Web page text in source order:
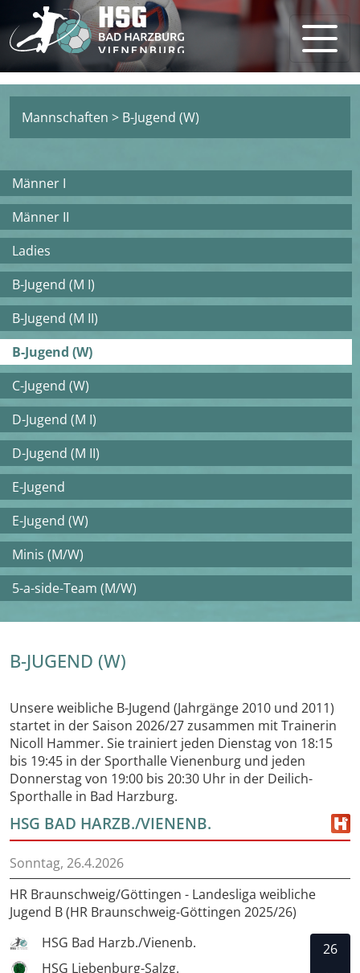
Mannschaften > B-Jugend (W)
Männer I
Männer II
Ladies
B-Jugend (M I)
B-Jugend (M II)
B-Jugend (W)
C-Jugend (W)
D-Jugend (M I)
D-Jugend (M II)
E-Jugend
E-Jugend (W)
Minis (M/W)
5-a-side-Team (M/W)
B-JUGEND (W)
Unsere weibliche B-Jugend (Jahrgänge 2010 und 2011)
startet in der Saison 2026/27 zusammen mit Trainerin
Nicoll Hammer. Sie trainiert jeden Dienstag von 18:15
bis 19:45 in der Sporthalle Vienenburg und jeden
Donnerstag von 19:00 bis 20:30 Uhr in der Deilich-
Sporthalle in Bad Harzburg.
HSG BAD HARZB./VIENENB.
Sonntag, 26.4.2026
HR Braunschweig/Göttingen - Landesliga weibliche
Jugend B (HR Braunschweig-Göttingen 2025/26)
HSG Bad Harzb./Vienenb.
HSG Liebenburg-Salzg.
26